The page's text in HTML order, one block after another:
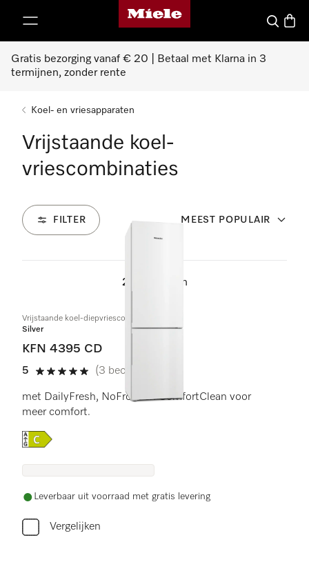
Homepage van Miele
Wat zoek
Gratis bezorging vanaf € 20 | Betaal met Klarna in 3
termijnen, zonder rente
Koel- en vriesapparaten
Vrijstaande koel-
vriescombinaties
FILTER MEEST POPULAIR
21 Producten
Vrijstaande koel-diepvriescombinatie
Silver
KFN 4395 CD
5
5 sterren op 5
(3 beoordelingen)
met DailyFresh, NoFrost en ComfortClean voor
meer comfort.
Online Label Flag, Energielabel
Leverbaar uit voorraad met gratis levering
Vergelijken